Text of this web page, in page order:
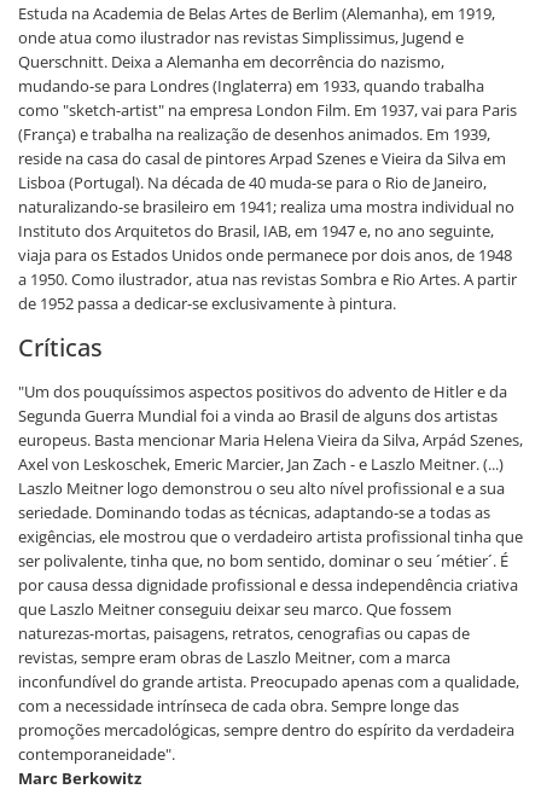
Estuda na Academia de Belas Artes de Berlim (Alemanha), em 1919,
onde atua como ilustrador nas revistas Simplissimus, Jugend e
Querschnitt. Deixa a Alemanha em decorrência do nazismo,
mudando-se para Londres (Inglaterra) em 1933, quando trabalha
como "sketch-artist" na empresa London Film. Em 1937, vai para Paris
(França) e trabalha na realização de desenhos animados. Em 1939,
reside na casa do casal de pintores Arpad Szenes e Vieira da Silva em
Lisboa (Portugal). Na década de 40 muda-se para o Rio de Janeiro,
naturalizando-se brasileiro em 1941; realiza uma mostra individual no
Instituto dos Arquitetos do Brasil, IAB, em 1947 e, no ano seguinte,
viaja para os Estados Unidos onde permanece por dois anos, de 1948
a 1950. Como ilustrador, atua nas revistas Sombra e Rio Artes. A partir
de 1952 passa a dedicar-se exclusivamente à pintura.
Críticas
"Um dos pouquíssimos aspectos positivos do advento de Hitler e da
Segunda Guerra Mundial foi a vinda ao Brasil de alguns dos artistas
europeus. Basta mencionar Maria Helena Vieira da Silva, Arpád Szenes,
Axel von Leskoschek, Emeric Marcier, Jan Zach - e Laszlo Meitner. (...)
Laszlo Meitner logo demonstrou o seu alto nível profissional e a sua
seriedade. Dominando todas as técnicas, adaptando-se a todas as
exigências, ele mostrou que o verdadeiro artista profissional tinha que
ser polivalente, tinha que, no bom sentido, dominar o seu ´métier´. É
por causa dessa dignidade profissional e dessa independência criativa
que Laszlo Meitner conseguiu deixar seu marco. Que fossem
naturezas-mortas, paisagens, retratos, cenografias ou capas de
revistas, sempre eram obras de Laszlo Meitner, com a marca
inconfundível do grande artista. Preocupado apenas com a qualidade,
com a necessidade intrínseca de cada obra. Sempre longe das
promoções mercadológicas, sempre dentro do espírito da verdadeira
contemporaneidade".
Marc Berkowitz